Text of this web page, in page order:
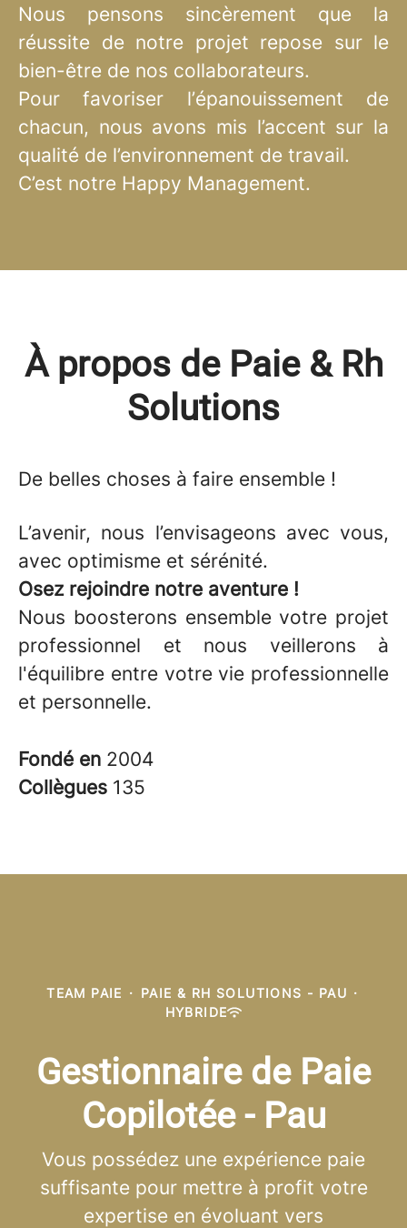
Nous pensons sincèrement que la
réussite de notre projet repose sur le
bien-être de nos collaborateurs.
Pour favoriser l’épanouissement de
chacun, nous avons mis l’accent sur la
qualité de l’environnement de travail.
C’est notre Happy Management.
À propos de Paie & Rh
Solutions
De belles choses à faire ensemble !
L’avenir, nous l’envisageons avec vous,
avec optimisme et sérénité.
Osez rejoindre notre aventure !
Nous boosterons ensemble votre projet
professionnel et nous veillerons à
l'équilibre entre votre vie professionnelle
et personnelle.
Fondé en 2004
Collègues 135
TEAM PAIE · PAIE & RH SOLUTIONS - PAU ·
HYBRIDE
Gestionnaire de Paie
Copilotée - Pau
Vous possédez une expérience paie
suffisante pour mettre à profit votre
expertise en évoluant vers